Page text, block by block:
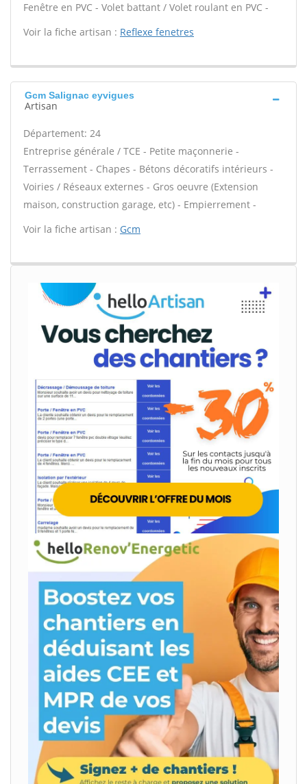
Fenêtre en PVC - Volet battant / Volet roulant en PVC -
Voir la fiche artisan : Reflexe fenetres
Gcm Salignac eyvigues
Artisan
Département: 24
Entreprise générale / TCE - Petite maçonnerie -
Terrassement - Chapes - Bétons décoratifs intérieurs -
Voiries / Réseaux externes - Gros oeuvre (Extension
maison, construction garage, etc) - Empierrement -
Voir la fiche artisan : Gcm